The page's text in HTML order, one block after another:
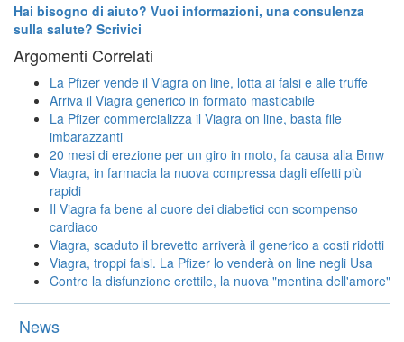
Hai bisogno di aiuto? Vuoi informazioni, una consulenza
sulla salute? Scrivici
Argomenti Correlati
La Pfizer vende il Viagra on line, lotta ai falsi e alle truffe
Arriva il Viagra generico in formato masticabile
La Pfizer commercializza il Viagra on line, basta file
imbarazzanti
20 mesi di erezione per un giro in moto, fa causa alla Bmw
Viagra, in farmacia la nuova compressa dagli effetti più
rapidi
Il Viagra fa bene al cuore dei diabetici con scompenso
cardiaco
Viagra, scaduto il brevetto arriverà il generico a costi ridotti
Viagra, troppi falsi. La Pfizer lo venderà on line negli Usa
Contro la disfunzione erettile, la nuova "mentina dell'amore"
News